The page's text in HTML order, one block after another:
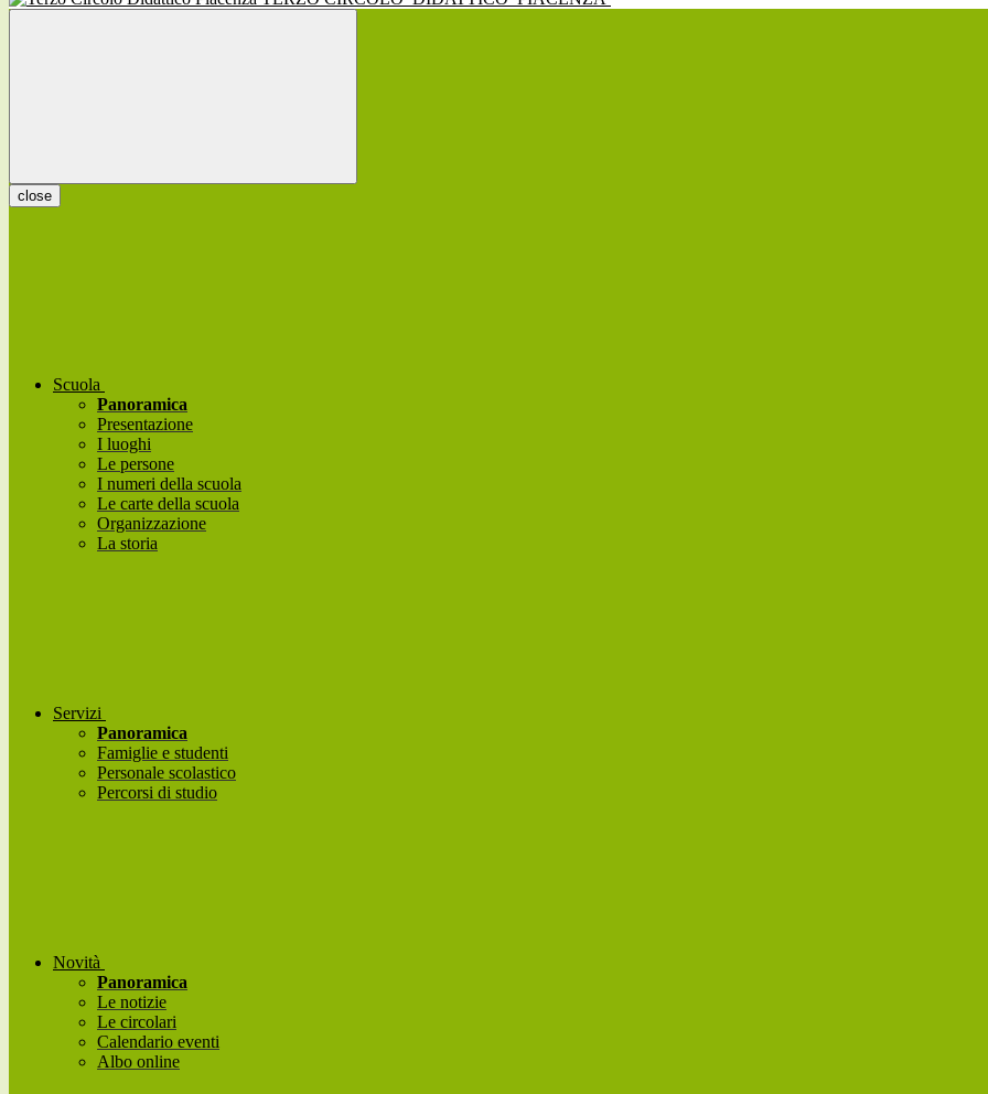
close
Scuola
Panoramica
Presentazione
I luoghi
Le persone
I numeri della scuola
Le carte della scuola
Organizzazione
La storia
Servizi
Panoramica
Famiglie e studenti
Personale scolastico
Percorsi di studio
Novità
Panoramica
Le notizie
Le circolari
Calendario eventi
Albo online